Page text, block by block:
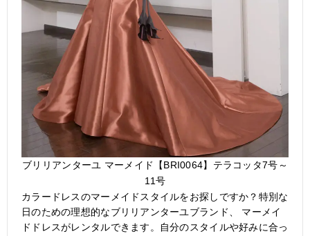
ブリリアンターユ マーメイド【BRI0064】テラコッタ7号～
11号
カラードレスのマーメイドスタイルをお探しですか？特別な
日のための理想的なブリリアンターユブランド、 マーメイ
ドドレスがレンタルできます。自分のスタイルや好みに合っ